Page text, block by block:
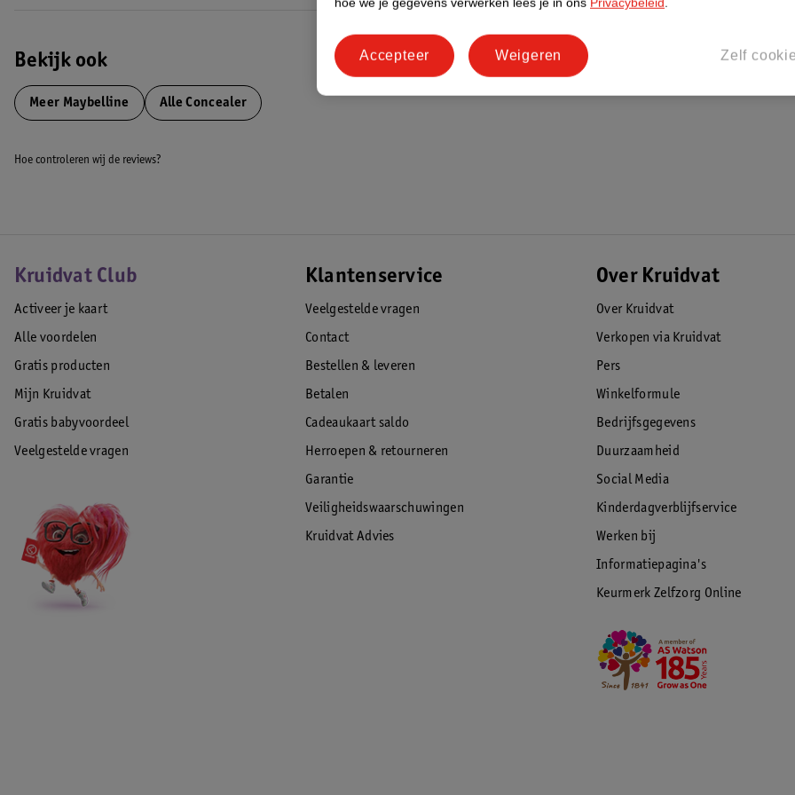
Met de concealer camoufleer je gemakkelijk oneffenheden en imperfecties zoals rode vlekken of wallen.
EAN code:0000030096639
Bekijk ook
Meer Maybelline Alle Concealer
Hoe controleren wij de reviews?
Kruidvat Club
Activeer je kaart
Alle voordelen
Gratis producten
Mijn Kruidvat
Gratis babyvoordeel
Veelgestelde vragen
Klantenservice
Veelgestelde vragen
Contact
Bestellen & leveren
Betalen
Cadeaukaart saldo
Herroepen & retourneren
Garantie
Veiligheidswaarschuwingen
Kruidvat Advies
Over Kruidvat
Over Kruidvat
Verkopen via Kruidvat
Pers
Winkelformule
Bedrijfsgegevens
Duurzaamheid
Social Media
Kinderdagverblijfservice
Werken bij
Informatiepagina's
Keurmerk Zelfzorg Online
Zelf
Weigeren
Accepteer